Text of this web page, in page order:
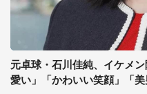
元卓球・石川佳純、イケメ
愛い」「かわいい笑顔」「